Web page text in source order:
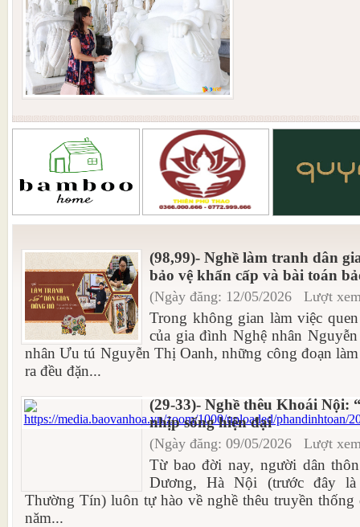
(98,99)- Nghề làm tranh dân
bảo vệ khẩn cấp và bài toán
(Ngày đăng: 12/05/2026 Lượt
Trong không gian làm việc
của gia đình Nghệ nhân
nhân Ưu tú Nguyễn Thị Oanh, những công đoạn
ra đều đặn...
(29-33)- Nghề thêu Khoái Nội:
nhịp sống hiện đại
(Ngày đăng: 09/05/2026 Lượt
Từ bao đời nay, người dân
Dương, Hà Nội (trước đây
Thường Tín) luôn tự hào về nghề thêu truyền
năm...